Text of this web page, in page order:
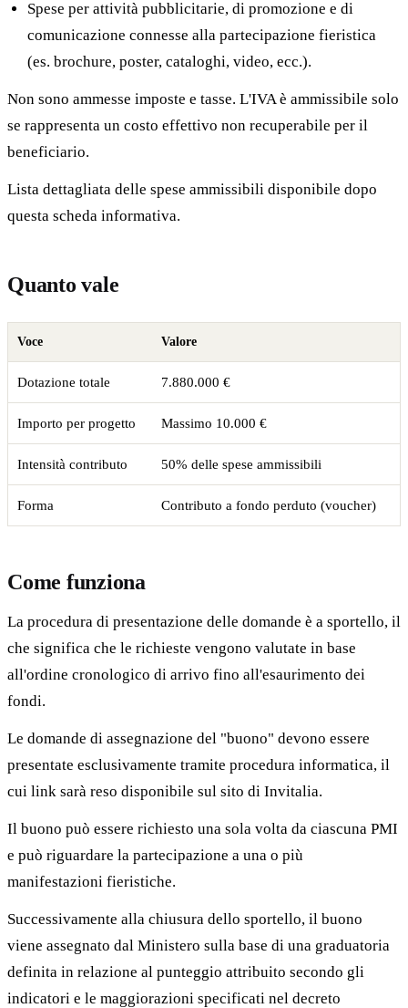
Spese per attività pubblicitarie, di promozione e di
comunicazione connesse alla partecipazione fieristica
(es. brochure, poster, cataloghi, video, ecc.).
Non sono ammesse imposte e tasse. L'IVA è ammissibile solo
se rappresenta un costo effettivo non recuperabile per il
beneficiario.
Lista dettagliata delle spese ammissibili disponibile dopo
questa scheda informativa.
Quanto vale
Voce Valore
Dotazione totale 7.880.000 €
Importo per progetto Massimo 10.000 €
Intensità contributo 50% delle spese ammissibili
Forma Contributo a fondo perduto (voucher)
Come funziona
La procedura di presentazione delle domande è a sportello, il
che significa che le richieste vengono valutate in base
all'ordine cronologico di arrivo fino all'esaurimento dei
fondi.
Le domande di assegnazione del "buono" devono essere
presentate esclusivamente tramite procedura informatica, il
cui link sarà reso disponibile sul sito di Invitalia.
Il buono può essere richiesto una sola volta da ciascuna PMI
e può riguardare la partecipazione a una o più
manifestazioni fieristiche.
Successivamente alla chiusura dello sportello, il buono
viene assegnato dal Ministero sulla base di una graduatoria
definita in relazione al punteggio attribuito secondo gli
indicatori e le maggiorazioni specificati nel decreto